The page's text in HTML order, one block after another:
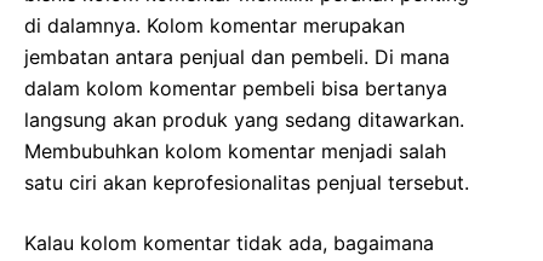
di dalamnya. Kolom komentar merupakan
jembatan antara penjual dan pembeli. Di mana
dalam kolom komentar pembeli bisa bertanya
langsung akan produk yang sedang ditawarkan.
Membubuhkan kolom komentar menjadi salah
satu ciri akan keprofesionalitas penjual tersebut.
Kalau kolom komentar tidak ada, bagaimana